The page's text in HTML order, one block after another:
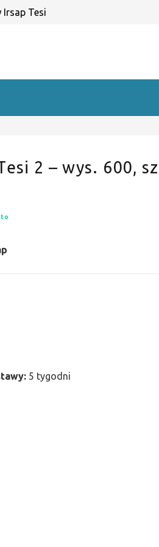
Tesi
2 – wys. 600,
5 tygodni